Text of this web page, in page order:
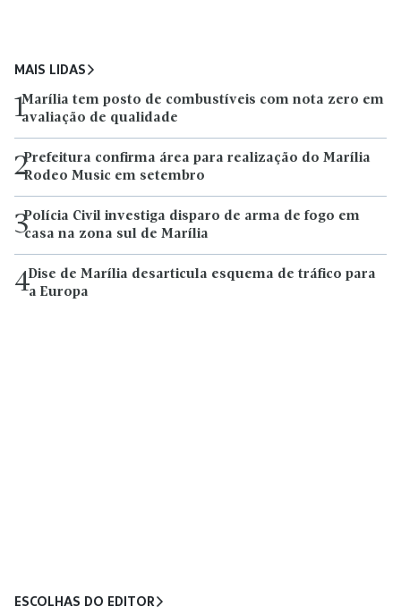
MAIS LIDAS
1Marília tem posto de combustíveis com nota zero em
avaliação de qualidade
2Prefeitura confirma área para realização do Marília
Rodeo Music em setembro
3Polícia Civil investiga disparo de arma de fogo em
casa na zona sul de Marília
4Dise de Marília desarticula esquema de tráfico para
a Europa
ESCOLHAS DO EDITOR